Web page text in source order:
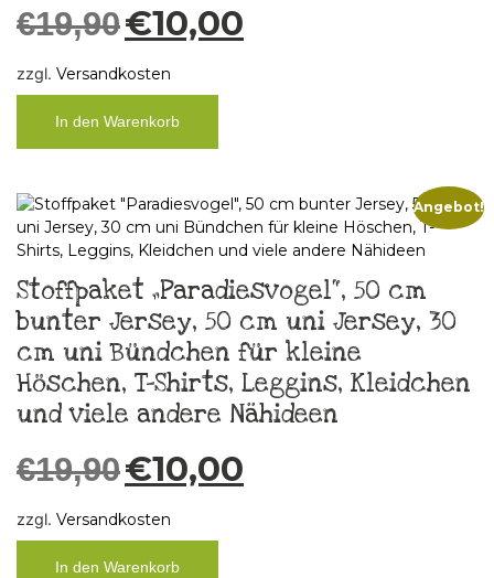
€19,90€10,00
zzgl. Versandkosten
In den Warenkorb
Angebot!
Stoffpaket „Paradiesvogel“, 50 cm
bunter Jersey, 50 cm uni Jersey, 30
cm uni Bündchen für kleine
Höschen, T-Shirts, Leggins, Kleidchen
und viele andere Nähideen
€19,90€10,00
zzgl. Versandkosten
In den Warenkorb